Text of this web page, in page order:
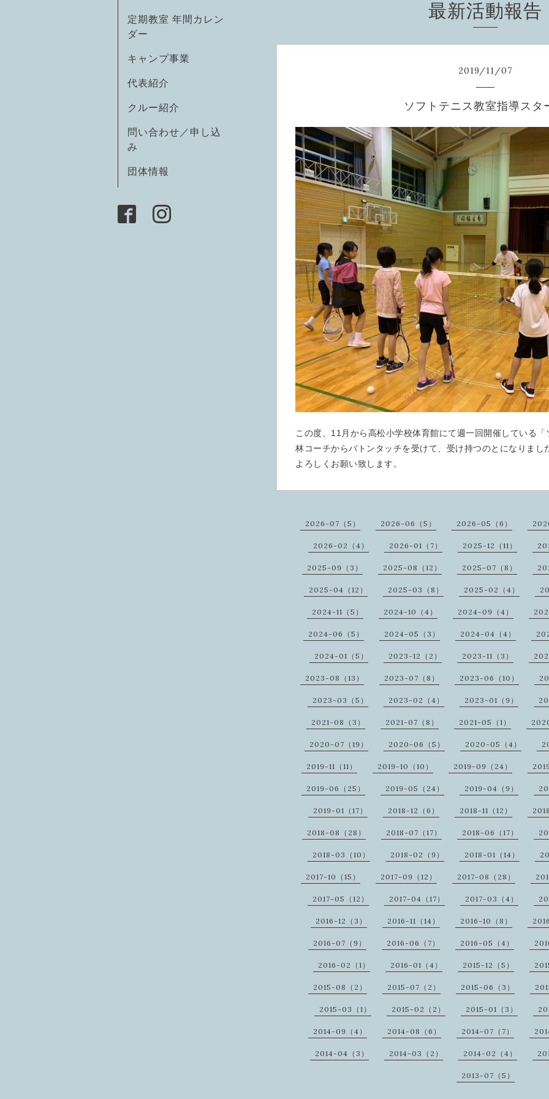
定期教室 年間カレン
ダー
キャンプ事業
代表紹介
クルー紹介
問い合わせ／申し込
み
団体情報
最新活動報告
2019/11/07
ソフトテニス教室指導スタ
この度、11月から高松小学校体育館にて週一回開催している
林コーチからバトンタッチを受けて、受け持つのとになりまし
よろしくお願い致します。
2026-07（5） 2026-06（5） 2026-05（6）
2026-02（4） 2026-01（7） 2025-12（11）
2025-09（3） 2025-08（12） 2025-07（8）
2025-04（12） 2025-03（8） 2025-02（4）
2024-11（5） 2024-10（4） 2024-09（4）
2024-06（5） 2024-05（3） 2024-04（4）
2024-01（5） 2023-12（2） 2023-11（3）
2023-08（13） 2023-07（8） 2023-06（10）
2023-03（5） 2023-02（4） 2023-01（9）
2021-08（3） 2021-07（8） 2021-05（1）
2020-07（19） 2020-06（5） 2020-05（4）
2019-11（11） 2019-10（10） 2019-09（24）
2019-06（25） 2019-05（24） 2019-04（9）
2019-01（17） 2018-12（6） 2018-11（12）
2018-08（28） 2018-07（17） 2018-06（17）
2018-03（10） 2018-02（9） 2018-01（14）
2017-10（15） 2017-09（12） 2017-08（28）
2017-05（12） 2017-04（17） 2017-03（4）
2016-12（3） 2016-11（14） 2016-10（8）
2016-07（9） 2016-06（7） 2016-05（4）
2016-02（1） 2016-01（4） 2015-12（5）
2015-08（2） 2015-07（2） 2015-06（3）
2015-03（1） 2015-02（2） 2015-01（3）
2014-09（4） 2014-08（6） 2014-07（7）
2014-04（3） 2014-03（2） 2014-02（4）
2013-07（5）